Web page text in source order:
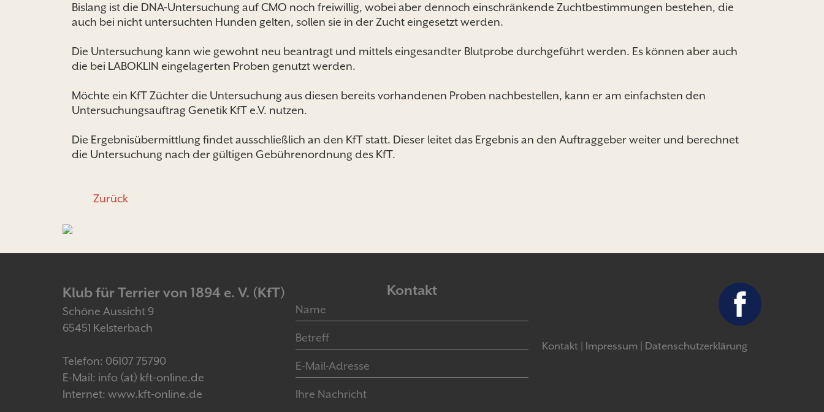
Bislang ist die DNA-Untersuchung auf CMO noch freiwillig, wobei aber dennoch einschränkende Zuchtbestimmungen bestehen, die
auch bei nicht untersuchten Hunden gelten, sollen sie in der Zucht eingesetzt werden.
Die Untersuchung kann wie gewohnt neu beantragt und mittels eingesandter Blutprobe durchgeführt werden. Es können aber auch
die bei LABOKLIN eingelagerten Proben genutzt werden.
Möchte ein KfT Züchter die Untersuchung aus diesen bereits vorhandenen Proben nachbestellen, kann er am einfachsten den
Untersuchungsauftrag Genetik KfT e.V. nutzen.
Die Ergebnisübermittlung findet ausschließlich an den KfT statt. Dieser leitet das Ergebnis an den Auftraggeber weiter und berechnet
die Untersuchung nach der gültigen Gebührenordnung des KfT.
Zurück
Klub für Terrier von 1894 e. V. (KfT)
Schöne Aussicht 9
65451 Kelsterbach
Telefon: 06107 75790
E-Mail: info (at) kft-online.de
Internet: www.kft-online.de
Kontakt
Kontakt Impressum Datenschutzerklärung